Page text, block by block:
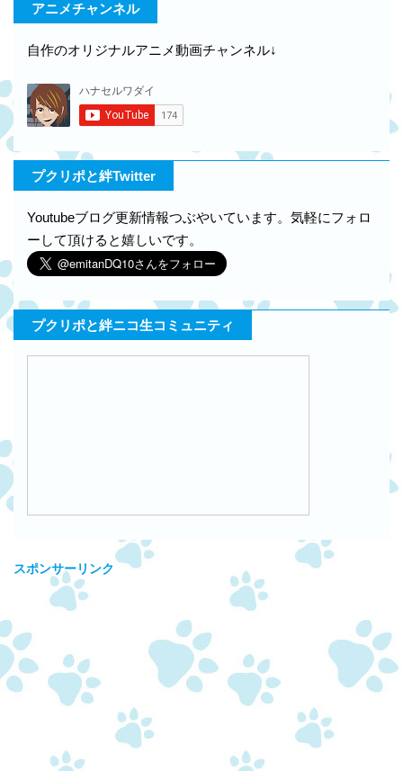
アニメチャンネル
自作のオリジナルアニメ動画チャンネル↓
プクリポと絆Twitter
Youtubeブログ更新情報つぶやいています。気軽にフォロ
ーして頂けると嬉しいです。
プクリポと絆ニコ生コミュニティ
スポンサーリンク